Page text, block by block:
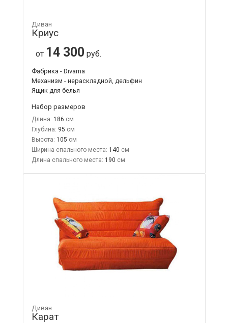
Диван
Криус
от 14 300 руб.
Фабрика - Divama
Механизм - нераскладной, дельфин
Ящик для белья
Набор размеров
Длина: 186
Глубина: 95
Высота: 105
Ширина спального места: 140
Длина спального места: 190
Диван
Карат